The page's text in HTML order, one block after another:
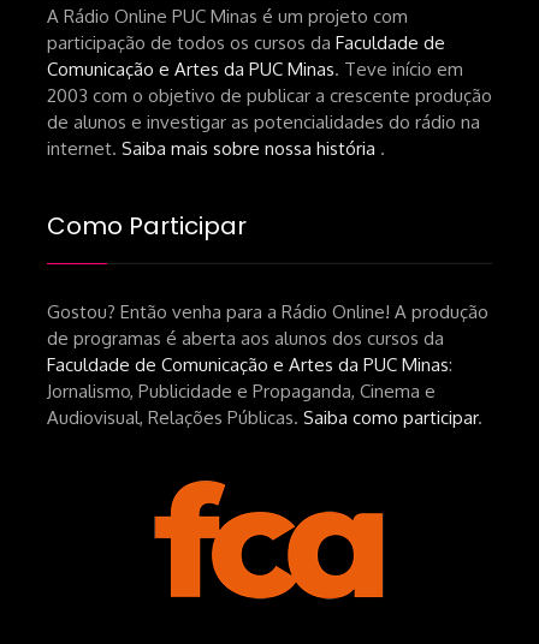
A Rádio Online PUC Minas é um projeto com
participação de todos os cursos da Faculdade de
Comunicação e Artes da PUC Minas. Teve início em
2003 com o objetivo de publicar a crescente produção
de alunos e investigar as potencialidades do rádio na
internet. Saiba mais sobre nossa história .
Como Participar
Gostou? Então venha para a Rádio Online! A produção
de programas é aberta aos alunos dos cursos da
Faculdade de Comunicação e Artes da PUC Minas:
Jornalismo, Publicidade e Propaganda, Cinema e
Audiovisual, Relações Públicas. Saiba como participar.